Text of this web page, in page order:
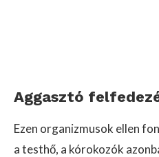
Aggasztó
Ezen organizmusok ellen
a testhő, a kórokozók